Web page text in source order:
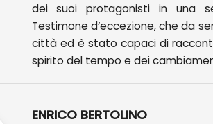
dei suoi protagonisti in una
Testimone d’eccezione, che da
città ed è stato capaci di
spirito del tempo e dei
ENRICO BERTOLINO